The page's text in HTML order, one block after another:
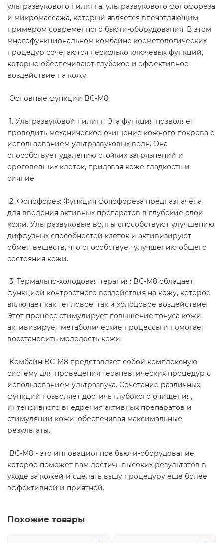
ультразвукового пилинга, ультразвукового фонофореза
и микромассажа, который является впечатляющим
примером современного бьюти-оборудования. В этом
многофункциональном комбайне косметологических
процедур сочетаются несколько ключевых функций,
которые обеспечивают глубокое и эффективное
воздействие на кожу.
Основные функции BC-M8:
1. Ультразвуковой пилинг: Эта функция позволяет
проводить механическое очищение кожного покрова с
использованием ультразвуковых волн. Она
способствует удалению стойких загрязнений и
ороговевших клеток, придавая коже гладкость и
сияние.
2. Фонофорез: Функция фонофореза предназначена
для введения активных препаратов в глубокие слои
кожи. Ультразвуковые волны способствуют улучшению
диффузных способностей клеток и активизируют
обмен веществ, что способствует улучшению общего
состояния кожи.
3. Термально-холодовая терапия: BC-M8 обладает
функцией контрастного воздействия на кожу, которое
включает как тепловое, так и холодовое воздействие.
Этот процесс стимулирует повышение тонуса кожи,
активизирует метаболические процессы и помогает
восстановить молодость кожи.
Комбайн BC-M8 представляет собой комплексную
систему для проведения терапевтических процедур с
использованием ультразвука. Сочетание различных
функций позволяет достичь глубокого очищения,
интенсивного внедрения активных препаратов и
стимуляции кожи, обеспечивая максимальные
результаты.
BC-M8 - это инновационное бьюти-оборудование,
которое поможет вам достичь высоких результатов в
уходе за кожей и сделать вашу процедуру еще более
эффективной и приятной.
Похожие товары